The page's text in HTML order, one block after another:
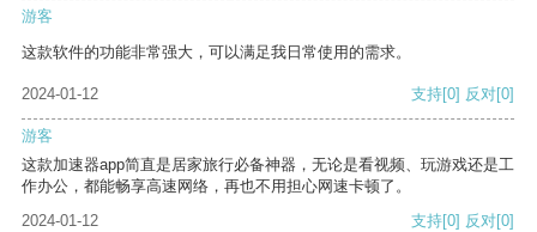
游客
这款软件的功能非常强大，可以满足我日常使用的需求。
2024-01-12 支持[0] 反对[0]
游客
这款加速器app简直是居家旅行必备神器，无论是看视频、玩游戏还是工
作办公，都能畅享高速网络，再也不用担心网速卡顿了。
2024-01-12
支持[0] 反对[0]